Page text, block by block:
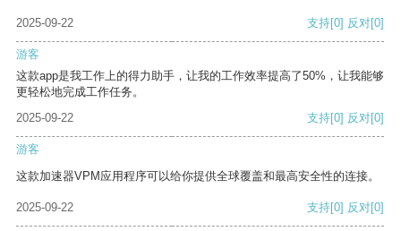
2025-09-22 支持[0] 反对[0]
游客
这款app是我工作上的得力助手，让我的工作效率提高了50%，让我能够
更轻松地完成工作任务。
2025-09-22
支持[0] 反对[0]
游客
这款加速器VPM应用程序可以给你提供全球覆盖和最高安全性的连接。
2025-09-22 支持[0] 反对[0]